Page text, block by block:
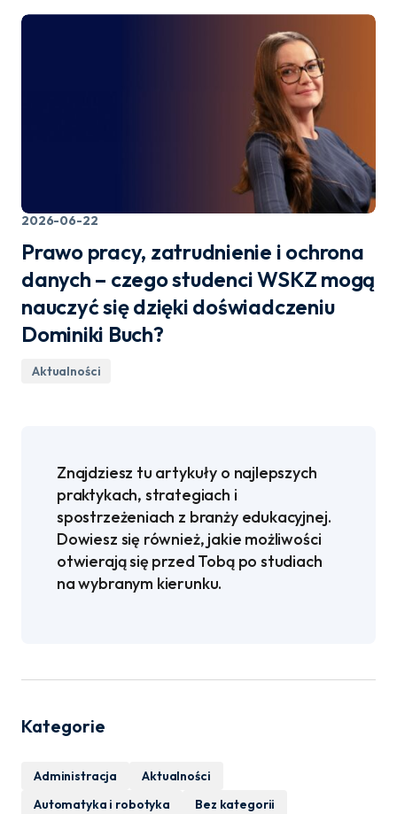
2026-06-22
Prawo pracy, zatrudnienie i ochrona
danych – czego studenci WSKZ mogą
nauczyć się dzięki doświadczeniu
Dominiki Buch?
Aktualności
Znajdziesz tu artykuły o najlepszych
praktykach, strategiach i
spostrzeżeniach z branży edukacyjnej.
Dowiesz się również, jakie możliwości
otwierają się przed Tobą po studiach
na wybranym kierunku.
Kategorie
Administracja
Aktualności
Automatyka i robotyka
Bez kategorii